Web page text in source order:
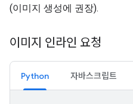
(이미지 생성에 권장).
이미지 인라인 요청
Python 자바스크립트